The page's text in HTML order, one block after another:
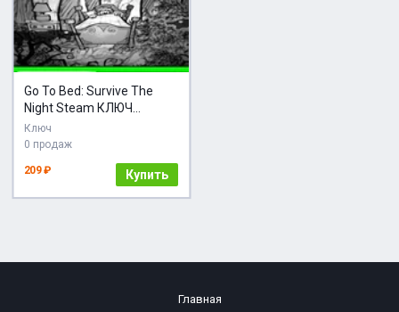
Go To Bed: Survive The
Night Steam КЛЮЧ
GLOBAL
Ключ
0 продаж
209 ₽ Купить
Главная